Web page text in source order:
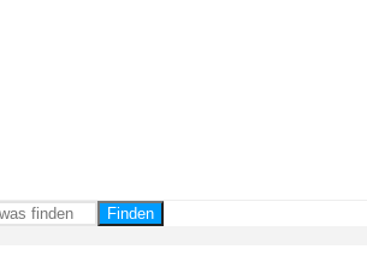
Finden